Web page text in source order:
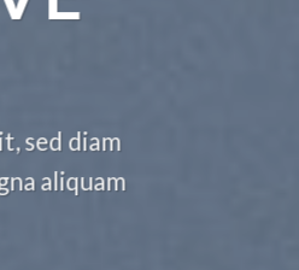
sed diam
aliquam